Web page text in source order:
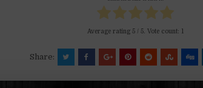
Average rating5 / 5. Vote count: 1
Share: